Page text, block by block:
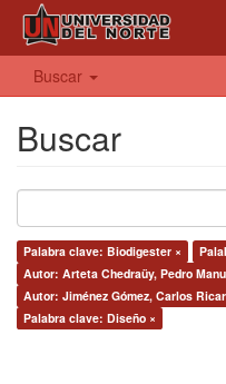
Buscar
Buscar
Palabra clave: Biodigester ×
Autor: Arteta Chedraüy, Pedro
Autor: Jiménez Gómez, Carlos
Palabra clave: Diseño ×